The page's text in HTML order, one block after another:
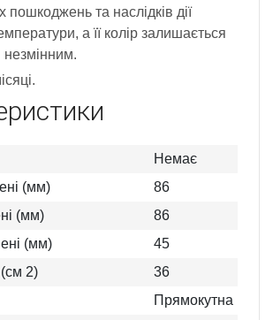
пошкоджень та наслідків дії
а її колір залишається
незмінним.
Немає
(мм)
86
(мм)
86
(мм)
45
2)
36
Прямокутна